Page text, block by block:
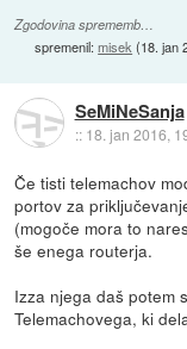
Zgodovina sprememb…
spremenil:misek (18. jan
SeMiNeSanja
:: 18. jan 2016,
Če tisti telemachov
portov za
(mogoče mora to
še enega routerja.
Izza njega daš potem
Telemachovega, ki